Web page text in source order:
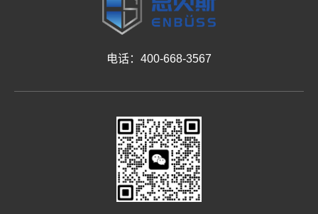
电话：400-668-3567